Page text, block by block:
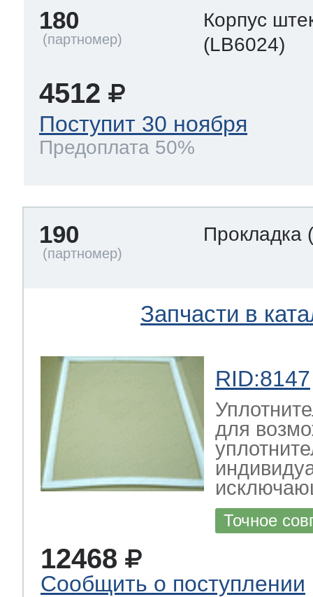
180
Корпус
(LB6024)
4512
Поступит 30 ноября
Предоплата 50%
190 Прокладка
Запчасти в
RID:8147
для
Точное
12468
Сообщить о поступлении